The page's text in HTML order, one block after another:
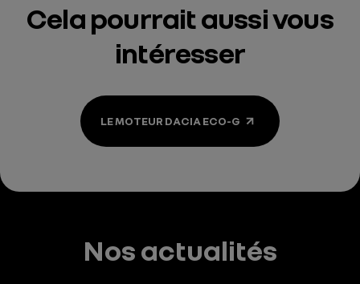
Cela pourrait aussi vous
intéresser
LE MOTEUR DACIA ECO-G
Nos actualités